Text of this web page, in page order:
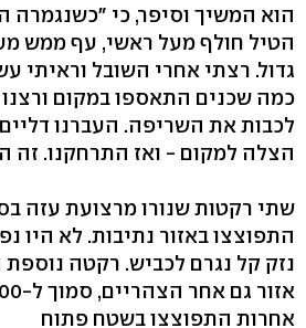
הוא המשיך וסיפר, כי "כשנגמרה
הטיל חולף מעל ראשי, עף ממש
גדול. רצתי אחרי השובל וראיתי
כמה שכנים התאספו במקום ורצנו
לכבות את השריפה. העברנו
הצלה למקום - ואז התרחקנו. זה
התפוצצו באזור נתיבות. לא היו
נזק קל נגרם לכביש. רקטה
אחרות התפוצצו בשטח פתוח